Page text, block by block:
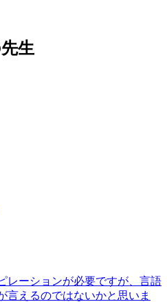
生
レーションが必要ですが、言語
言えるのではないかと思いま